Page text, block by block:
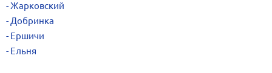
Жарковский
Добринка
Ершичи
Ельня